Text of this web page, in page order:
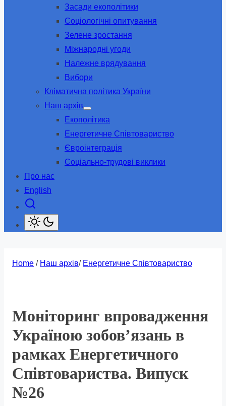
Засади екополітики
Соціологічні опитування
Зелене зростання
Міжнародні угоди
Належне врядування
Вибори
Кліматична політика України
Наш архів
Show
sub
Екополітика
Енергетичне Співтовариство
Євроінтеграція
Соціально-трудові виклики
Про нас
English
Home / Наш архів/ Енергетичне Співтовариство
Моніторинг впровадження
Україною зобов’язань в
рамках Енергетичного
Співтовариства. Випуск
№26